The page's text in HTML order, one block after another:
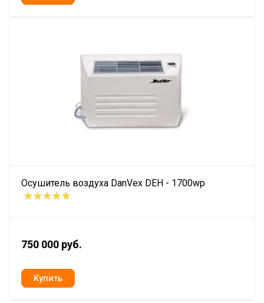
Осушитель воздуха DanVex DEH - 1700wp
750 000 руб.